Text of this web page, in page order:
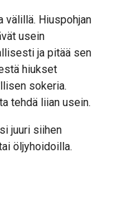
välillä. Hiuspohjan
usein
ja pitää sen
hiukset
sokeria.
tehdä liian usein.
juuri siihen
öljyhoidoilla.